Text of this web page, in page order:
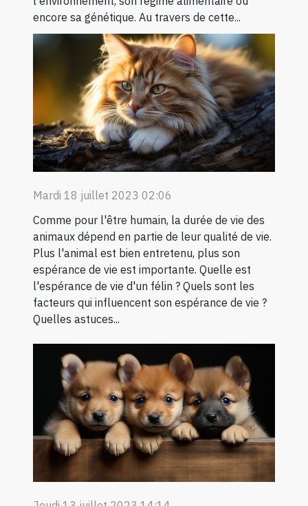
encore sa génétique. Au travers de cette...
Mardi 18 juillet 2023 02:06
Comme pour l'être humain, la durée de vie des
animaux dépend en partie de leur qualité de vie.
Plus l'animal est bien entretenu, plus son
espérance de vie est importante. Quelle est
l'espérance de vie d'un félin ? Quels sont les
facteurs qui influencent son espérance de vie ?
Quelles astuces...